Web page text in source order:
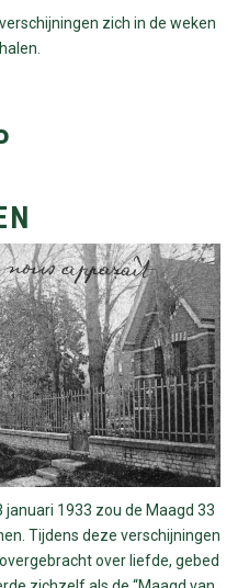
zich in de weken
1933 zou de Maagd 33
Tijdens deze verschijningen
over liefde, gebed